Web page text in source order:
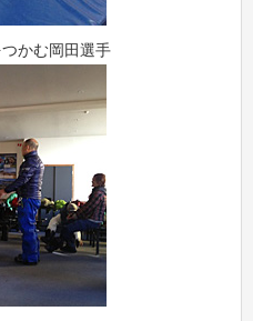
かむ岡田選手